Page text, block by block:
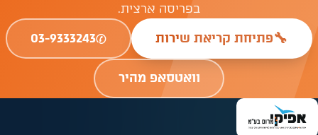
בפריסה ארצית.
🔧פתיחת קריאת שירות ✆
03-9333243
וואטסאפ מהיר